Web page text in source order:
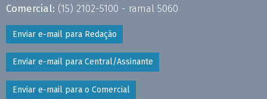
Comercial: (15) 2102-5100 - ramal 5060
Enviar e-mail para Redação
Enviar e-mail para Central/Assinante
Enviar e-mail para o Comercial